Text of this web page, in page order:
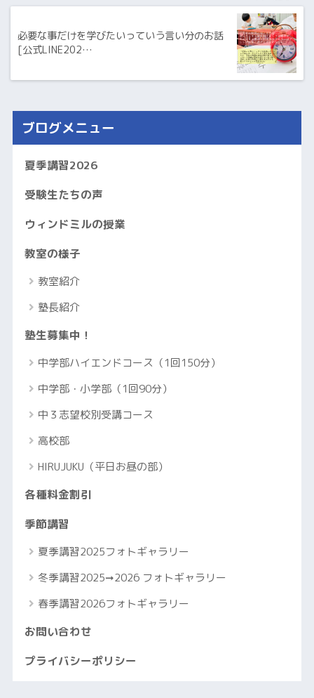
必要な事だけを学びたいっていう言い分のお話
[公式LINE202…
ブログメニュー
夏季講習2026
受験生たちの声
ウィンドミルの授業
教室の様子
教室紹介
塾長紹介
塾生募集中！
中学部ハイエンドコース（1回150分）
中学部・小学部（1回90分）
中３志望校別受講コース
高校部
HIRUJUKU（平日お昼の部）
各種料金割引
季節講習
夏季講習2025フォトギャラリー
冬季講習2025➞2026 フォトギャラリー
春季講習2026フォトギャラリー
お問い合わせ
プライバシーポリシー